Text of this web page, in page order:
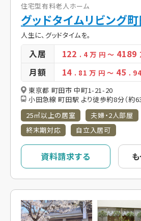
住宅型有料老人ホーム
グッドタイムリビング
人生に、グッドタイムを。
入居 122 . 4万 円～ 4189
月額 14 . 81万 円 ～ 45 .
東京都 町田市 中町1-21-20
小田急線 町田駅 より徒歩約8分（約
25㎡以上の居室
夫婦・2人部屋
終末期対応
自立入居可
資料請求する